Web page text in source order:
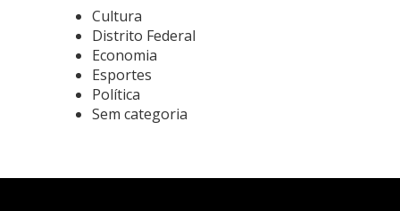
Cultura
Distrito Federal
Economia
Esportes
Política
Sem categoria